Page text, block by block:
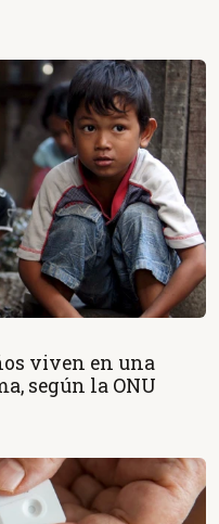
viven en una
según la ONU